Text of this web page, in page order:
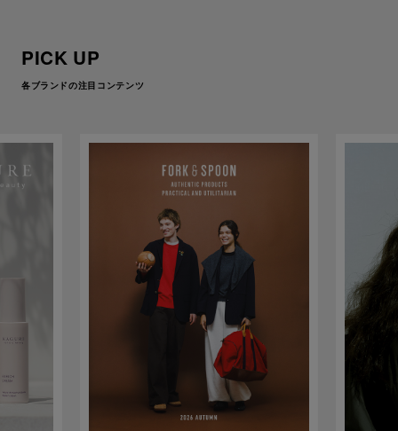
PICK UP
各ブランドの注目コンテンツ